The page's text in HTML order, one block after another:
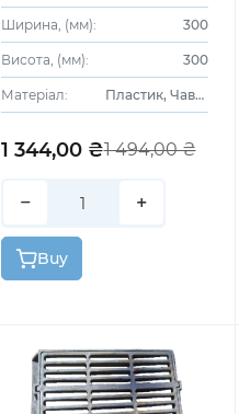
Ширина, (мм): 300
Висота, (мм): 300
Матеріал: Пластик, Чавун
1 344,00 ₴1 494,00 ₴
− +
Buy